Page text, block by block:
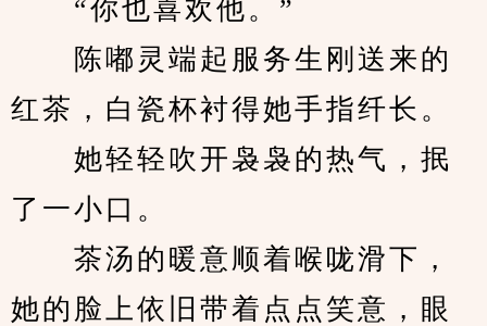
“你也喜欢他。”
陈嘟灵端起服务生刚送来的
红茶，白瓷杯衬得她手指纤长。
她轻轻吹开袅袅的热气，抿
了一小口。
茶汤的暖意顺着喉咙滑下，
她的脸上依旧带着点点笑意，眼